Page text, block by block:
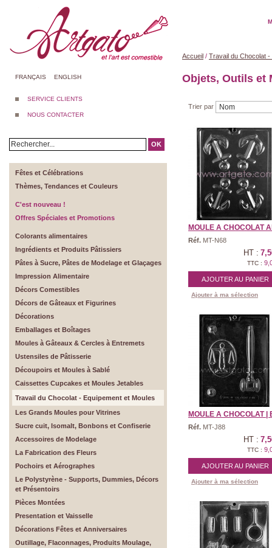
FRANÇAIS ENGLISH
SERVICE CLIENTS
NOUS CONTACTER
OK
Fêtes et Célébrations
Thèmes, Tendances et Couleurs
C'est nouveau !
Offres Spéciales et Promotions
Colorants alimentaires
Ingrédients et Produits Pâtissiers
Pâtes à Sucre, Pâtes de Modelage et Glaçages
Impression Alimentaire
Décors Comestibles
Décors de Gâteaux et Figurines
Décorations
Emballages et Boîtages
Moules à Gâteaux & Cercles à Entremets
Ustensiles de Pâtisserie
Découpoirs et Moules à Sablé
Caissettes Cupcakes et Moules Jetables
Travail du Chocolat - Equipement et Moules
Les Grands Moules pour Vitrines
Sucre cuit, Isomalt, Bonbons et Confiserie
Accessoires de Modelage
La Fabrication des Fleurs
Pochoirs et Aérographes
Le Polystyrène - Supports, Dummies, Décors
et Présentoirs
Pièces Montées
Presentation et Vaisselle
Décorations Fêtes et Anniversaires
Outillage, Flaconnages, Produits Moulage,
Accueil / Travail du Chocolat -
Objets, Outils et
Trier par
MOULE A CHOCOLAT
Réf. MT-N68
HT :
TTC :
AJOUTER AU PANIER
Ajouter à ma sélection
MOULE A CHOCOLAT |
Réf. MT-J88
HT :
TTC :
AJOUTER AU PANIER
Ajouter à ma sélection